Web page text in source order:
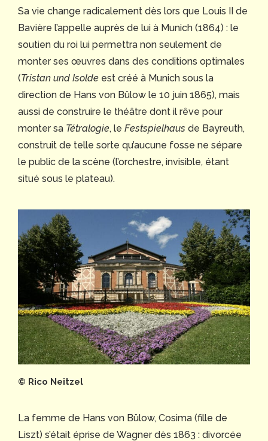
Sa vie change radicalement dès lors que Louis II de
Bavière l’appelle auprès de lui à Munich (1864) : le
soutien du roi lui permettra non seulement de
monter ses œuvres dans des conditions optimales
(Tristan und Isolde est créé à Munich sous la
direction de Hans von Bülow le 10 juin 1865), mais
aussi de construire le théâtre dont il rêve pour
monter sa Tétralogie, le Festspielhaus de Bayreuth,
construit de telle sorte qu’aucune fosse ne sépare
le public de la scène (l’orchestre, invisible, étant
situé sous le plateau).
© Rico Neitzel
La femme de Hans von Bülow, Cosima (fille de
Liszt) s’était éprise de Wagner dès 1863 : divorcée